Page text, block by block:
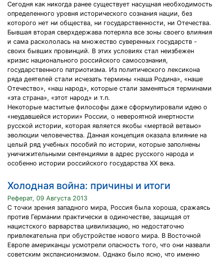
Сегодня как никогда ранее существует насущная необходимость
определенного уровня исторического сознания нации, без
которого нет ни общества, ни государственности, ни Отечества.
Бывшая вторая сверхдержава потеряла все зоны своего влияния
и сама раскололась на множество суверенных государств -
своих бывших провинций. В этих условиях стал неизбежен
кризис национального российского самосознания,
государственного патриотизма. Из политического лексикона
ряда деятелей стали исчезать термины «наша Родина», «наше
Отечество», «наш народ», которые стали заменяться терминами
«эта страна», «этот народ» и т.п.
Некоторые маститые философы даже сформулировали идею о
«неудавшейся истории» России, о невероятной инертности
русской истории, которая является якобы «мертвой ветвью»
эволюции человечества. Данная концепция оказала влияние на
целый ряд учебных пособий по истории, которые заполнены
уничижительными сентенциями в адрес русского народа и
особенно истории российского государства XX века.
Холодная война: причины и итоги
Реферат, 09 Августа 2013
С точки зрения западного мира, Россия была хороша, сражаясь
против Германии практически в одиночестве, защищая от
нацистского варварства цивилизацию, но недостаточно
привлекательна при обустройстве нового мира. В Восточной
Европе американцы усмотрели опасность того, что они назвали
советским экспансионизмом. Однако было ясно, что именно